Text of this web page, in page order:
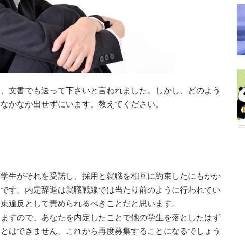
文書でも送って下さいと言われました。しかし、どのよう
かなか出せずにいます。教えてください。
生がそれを受諾し、採用と就職を相互に約束したにもかか
す。内定辞退は就職戦線では当たり前のように行われてい
違反として責められるべきことだと思います。
すので、あなたを内定したことで他の学生を落としたはず
はできません。これから再度募集することになるでしょう